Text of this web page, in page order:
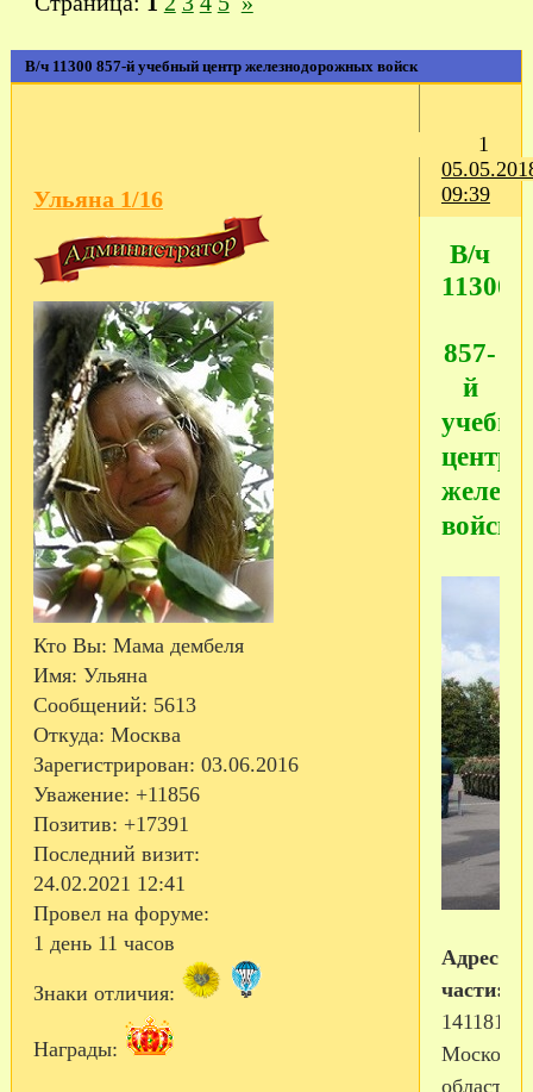
В/ч 11300 857-й учебный центр железнодорожных войск
1
09:39
Ульяна 1/16
Кто Вы: Мама дембеля
Имя: Ульяна
Сообщений: 5613
Откуда: Москва
Зарегистрирован: 03.06.2016
Уважение: +11856
Позитив: +17391
Последний визит:
24.02.2021 12:41
Провел на форуме:
1 день 11 часов
Знаки отличия:
Награды:
В/ч
11300
857-
й
центр
войск
Адрес
части:
141181,
область,